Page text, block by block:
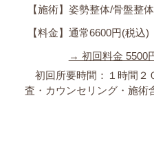
【施術】姿勢整体/骨盤整体
【料金】通常6600円(税込)
→ 初回料金 5500
初回所要時間：１時間２
査・カウンセリング・施術